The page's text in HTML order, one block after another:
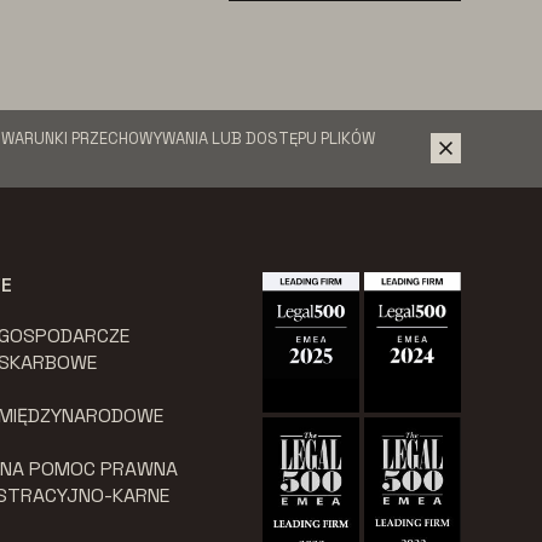
PRZECHOWYWANIA LUB DOSTĘPU PLIKÓW
POMOC PRAWNA
KARNE